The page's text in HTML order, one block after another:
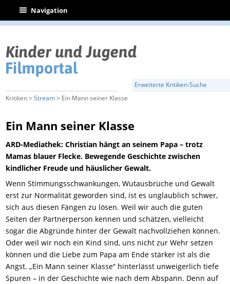
| Navigation
Erweiterte Kritiken-Suche
Kritiken >Stream> Ein Mann seiner Klasse
Ein Mann seiner Klasse
ARD-Mediathek: Christian hängt an seinem Papa – trotz
Mamas blauer Flecke. Bewegende Geschichte zwischen
kindlicher Freude und häuslicher Gewalt.
Wenn Stimmungsschwankungen, Wutausbrüche und Gewalt
erst zur Normalität geworden sind, ist es unglaublich schwer,
sich aus diesen Fängen zu lösen. Weil wir auch die guten
Seiten der Partnerperson kennen und schätzen, vielleicht
sogar die Abgründe hinter der Gewalt nachvollziehen können.
Oder weil wir noch ein Kind sind, uns nicht zur Wehr setzen
können und die Liebe zum Papa am Ende stärker ist als die
Angst. „Ein Mann seiner Klasse“ hinterlässt unweigerlich tiefe
Spuren – in der Geschichte wie nach dem Abspann. Denn auf